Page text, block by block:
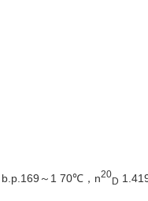
b.p.169～1 70℃，n20
D